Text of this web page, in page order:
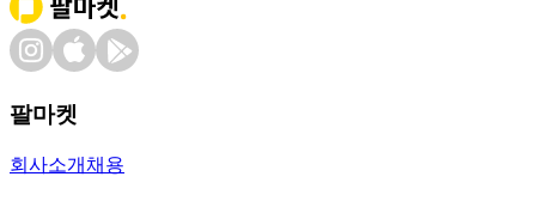
팔마켓
회사소개 채용